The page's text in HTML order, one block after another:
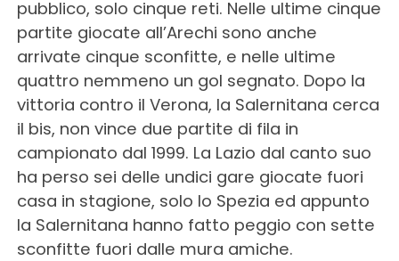
pubblico, solo cinque reti. Nelle ultime cinque
partite giocate all’Arechi sono anche
arrivate cinque sconfitte, e nelle ultime
quattro nemmeno un gol segnato. Dopo la
vittoria contro il Verona, la Salernitana cerca
il bis, non vince due partite di fila in
campionato dal 1999. La Lazio dal canto suo
ha perso sei delle undici gare giocate fuori
casa in stagione, solo lo Spezia ed appunto
la Salernitana hanno fatto peggio con sette
sconfitte fuori dalle mura amiche.